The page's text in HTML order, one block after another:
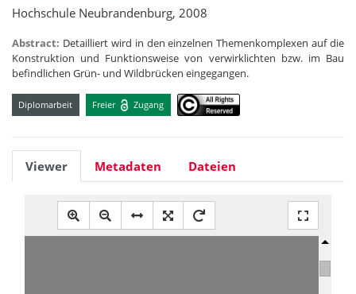
Hochschule Neubrandenburg, 2008
Abstract: Detailliert wird in den einzelnen Themenkomplexen auf die
Konstruktion und Funktionsweise von verwirklichten bzw. im Bau
befindlichen Grün- und Wildbrücken eingegangen.
Diplomarbeit Freier Zugang
Viewer Metadaten Dateien